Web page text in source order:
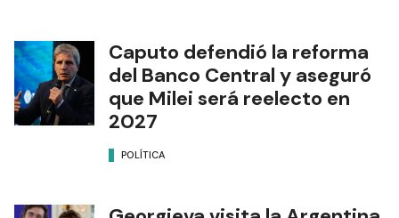
Caputo defendió la reforma
del Banco Central y aseguró
que Milei será reelecto en
2027
POLÍTICA